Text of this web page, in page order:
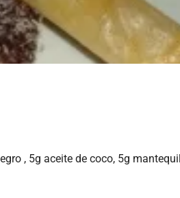
, 5g aceite de coco, 5g